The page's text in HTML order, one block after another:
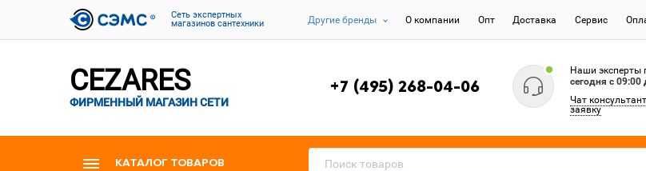
Cеть экспертных
магазинов сантехники
Другие бренды О компании Опт Доставка Сервис
CEZARES
ФИРМЕННЫЙ МАГАЗИН СЕТИ
+7 (495) 268-04-06
Наши эксперты
сегодня c
Чат консультант
заявку
КАТАЛОГ ТОВАРОВ